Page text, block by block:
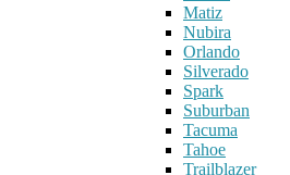
Matiz
Nubira
Orlando
Silverado
Spark
Suburban
Tacuma
Tahoe
Trailblazer